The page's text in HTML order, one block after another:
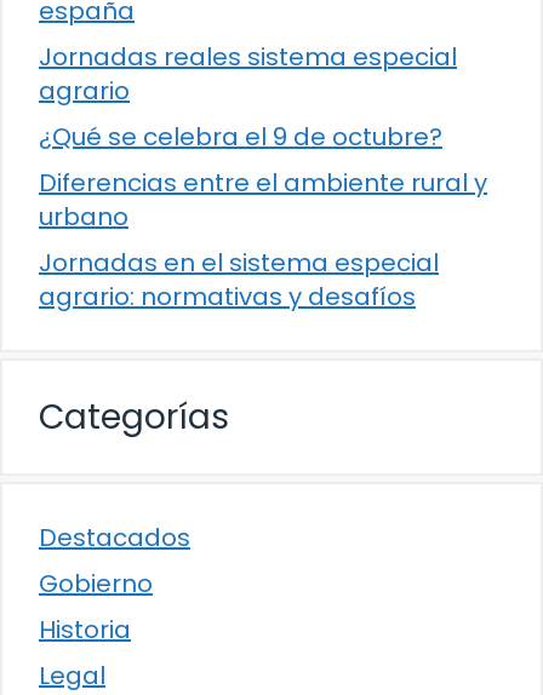
españa
Jornadas reales sistema especial
agrario
¿Qué se celebra el 9 de octubre?
Diferencias entre el ambiente rural y
urbano
Jornadas en el sistema especial
agrario: normativas y desafíos
Categorías
Destacados
Gobierno
Historia
Legal